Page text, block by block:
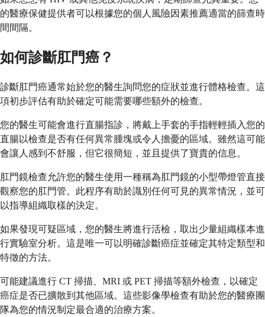
的醫療保健提供者可以根據您的個人風險因素推薦適當的篩查時
間間隔。
如何診斷肛門癌？
診斷肛門癌通常始於您的醫生詢問您的症狀並進行體格檢查。這
項初步評估有助於確定可能需要哪些額外的檢查。
您的醫生可能會進行直腸指診，將戴上手套的手指輕輕插入您的
直腸以檢查是否有任何異常腫塊或令人擔憂的區域。雖然這可能
會讓人感到不舒服，但它很簡短，並且提供了寶貴的信息。
肛門鏡檢查允許您的醫生使用一種稱為肛門鏡的小型帶燈管直接
觀察您的肛門管。此程序有助於識別任何可見的異常情況，並可
以指導組織取樣的決定。
如果發現可疑區域，您的醫生將進行活檢，取出少量組織樣本進
行實驗室分析。這是唯一可以明確診斷癌症並確定其特定類型和
特徵的方法。
可能建議進行 CT 掃描、MRI 或 PET 掃描等額外檢查，以確定
癌症是否已擴散到其他區域。這些影像學檢查有助於您的醫療團
隊為您的情況制定最合適的治療方案。